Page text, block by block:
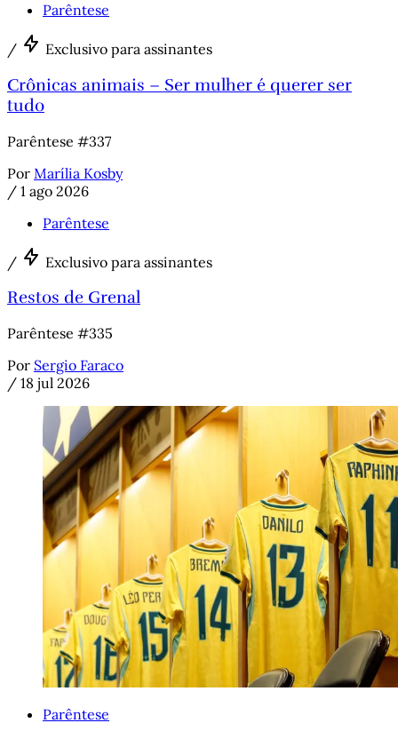
Parêntese
/ Exclusivo para assinantes
Crônicas animais – Ser mulher é querer ser
tudo
Parêntese #337
Por Marília Kosby
/ 1 ago 2026
Parêntese
/ Exclusivo para assinantes
Restos de Grenal
Parêntese #335
Por Sergio Faraco
/ 18 jul 2026
Parêntese